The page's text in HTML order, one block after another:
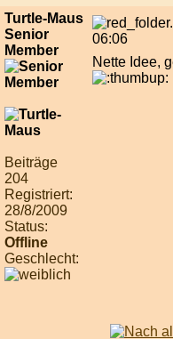
Turtle-Maus
Senior
Member
Beiträge
204
Registriert:
28/8/2009
Status:
Offline
Geschlecht:
06:06
Nette Idee,